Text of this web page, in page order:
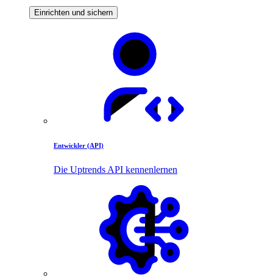
Einrichten und sichern
Entwickler (API)
Die Uptrends API kennenlernen